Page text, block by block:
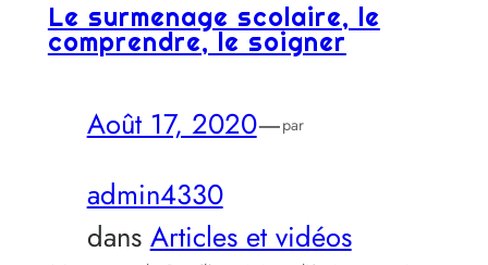
Le surmenage scolaire, le
comprendre, le soigner
Août 17, 2020—par
admin4330
dans Articles et vidéos